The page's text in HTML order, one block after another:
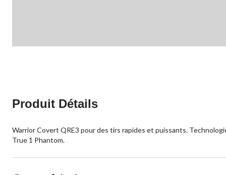
Produit Détails
Warrior Covert QRE3 pour des tirs rapides et puissants.
True 1 Phantom.